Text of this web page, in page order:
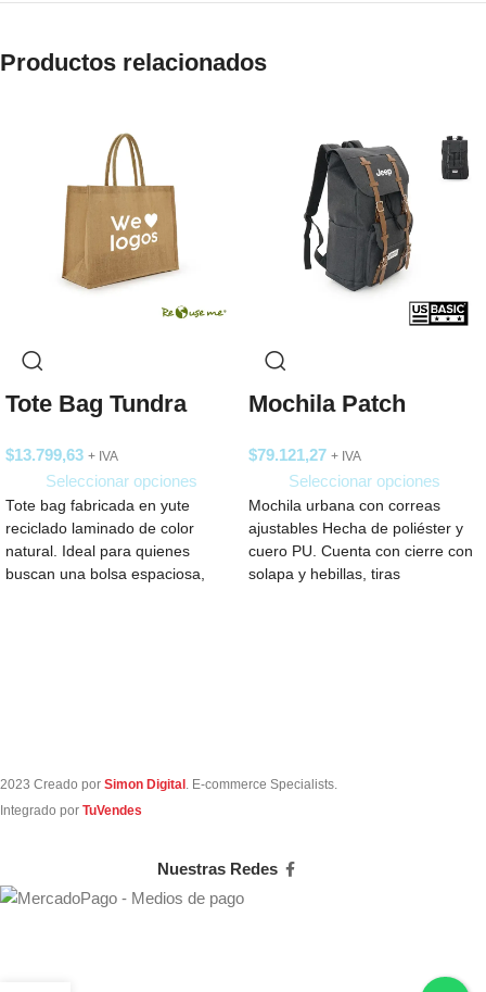
Productos relacionados
Tote Bag Tundra
$13.799,63 + IVA
Seleccionar opciones
Tote bag fabricada en yute
reciclado laminado de color
natural. Ideal para quienes
buscan una bolsa espaciosa,
Mochila Patch
$79.121,27 + IVA
Seleccionar opciones
Mochila urbana con correas
ajustables Hecha de poliéster y
cuero PU. Cuenta con cierre con
solapa y hebillas, tiras
2023 Creado por Simon Digital . E-commerce Specialists.
Integrado por TuVendes
Nuestras Redes